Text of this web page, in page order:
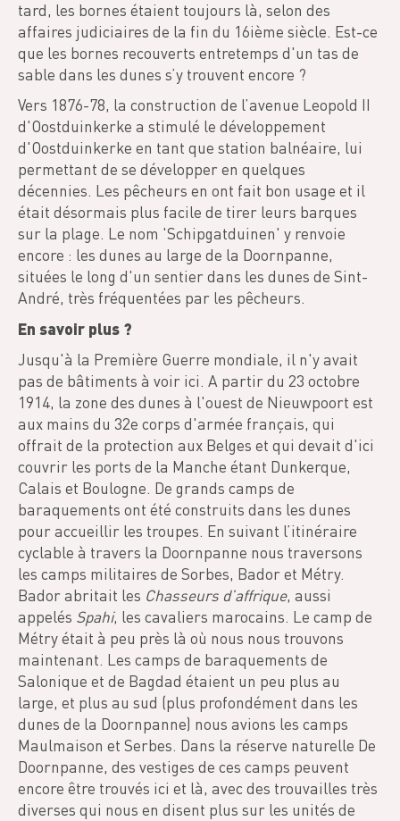
tard, les bornes étaient toujours là, selon des
affaires judiciaires de la fin du 16ième siècle. Est-ce
que les bornes recouverts entretemps d'un tas de
sable dans les dunes s’y trouvent encore ?
Vers 1876-78, la construction de l’avenue Leopold II
d'Oostduinkerke a stimulé le développement
d'Oostduinkerke en tant que station balnéaire, lui
permettant de se développer en quelques
décennies. Les pêcheurs en ont fait bon usage et il
était désormais plus facile de tirer leurs barques
sur la plage. Le nom 'Schipgatduinen' y renvoie
encore : les dunes au large de la Doornpanne,
situées le long d'un sentier dans les dunes de Sint-
André, très fréquentées par les pêcheurs.
En savoir plus ?
Jusqu'à la Première Guerre mondiale, il n'y avait
pas de bâtiments à voir ici. A partir du 23 octobre
1914, la zone des dunes à l'ouest de Nieuwpoort est
aux mains du 32e corps d'armée français, qui
offrait de la protection aux Belges et qui devait d'ici
couvrir les ports de la Manche étant Dunkerque,
Calais et Boulogne. De grands camps de
baraquements ont été construits dans les dunes
pour accueillir les troupes. En suivant l’itinéraire
cyclable à travers la Doornpanne nous traversons
les camps militaires de Sorbes, Bador et Métry.
Bador abritait les Chasseurs d’affrique, aussi
appelés Spahi, les cavaliers marocains. Le camp de
Métry était à peu près là où nous nous trouvons
maintenant. Les camps de baraquements de
Salonique et de Bagdad étaient un peu plus au
large, et plus au sud (plus profondément dans les
dunes de la Doornpanne) nous avions les camps
Maulmaison et Serbes. Dans la réserve naturelle De
Doornpanne, des vestiges de ces camps peuvent
encore être trouvés ici et là, avec des trouvailles très
diverses qui nous en disent plus sur les unités de